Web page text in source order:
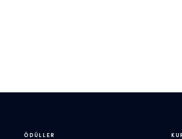
ÖDÜLLER